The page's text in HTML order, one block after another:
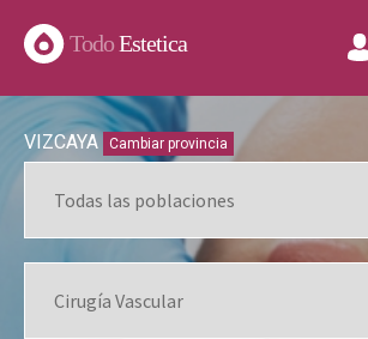
TodoEstetica
VIZCAYA Cambiar provincia